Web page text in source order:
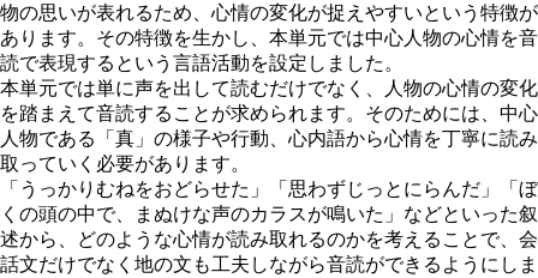
物の思いが表れるため、心情の変化が捉えやすいという特徴が
あります。その特徴を生かし、本単元では中心人物の心情を音
読で表現する という言語活動を設定しました。
本単元では単に声を出して読むだけでなく、人物の心情の変化
を踏まえて音読することが求められます。そのためには、中心
人物である「真」の様子や行動、心内語から心情を丁寧に読み
取っていく必要があります。
「うっかりむねをおどらせた」「思わずじっとにらんだ」「ぼ
くの頭の中で、まぬけな声のカラスが鳴いた」などといった叙
述から、どのような心情が読み取れるのかを考えることで、会
話文だけでなく地の文も工夫しながら音読ができるようにしま